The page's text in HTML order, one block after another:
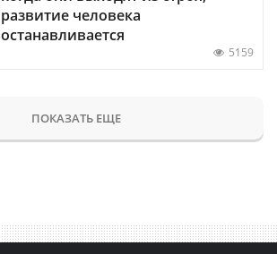
развитие человека
останавливается
5159
ПОКАЗАТЬ ЕЩЕ